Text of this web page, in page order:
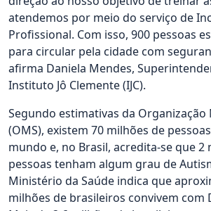
atendemos por meio do serviço de
Profissional. Com isso, 900 pessoas
para circular pela cidade com
afirma Daniela Mendes,
Instituto Jô Clemente (IJC).
Segundo estimativas da Organização
(OMS), existem 70 milhões de
mundo e, no Brasil, acredita-se que 2
pessoas tenham algum grau de
Ministério da Saúde indica que
milhões de brasileiros convivem com